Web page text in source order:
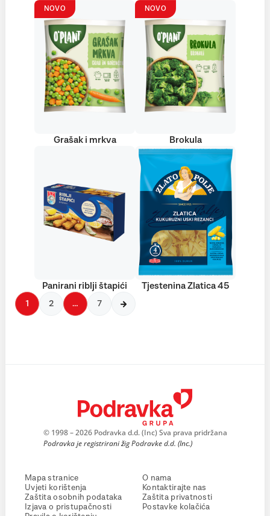
NOVO
Grašak i mrkva
NOVO
Brokula
Panirani riblji štapići Tjestenina Zlatica 45
1 2 … 7
© 1998 – 2026 Podravka d.d. (Inc) Sva prava pridržana
Podravka je registrirani žig Podravke d.d. (Inc.)
Mapa stranice
Uvjeti korištenja
Zaštita osobnih podataka
Izjava o pristupačnosti
O nama
Kontaktirajte nas
Zaštita privatnosti
Postavke kolačića